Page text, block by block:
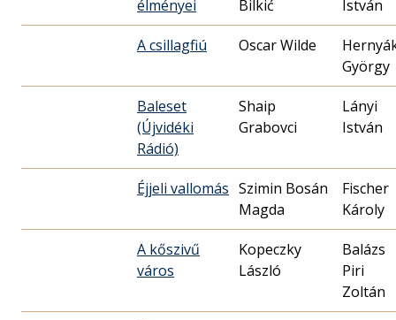
élményei Bilkić István
A csillagfiú Oscar Wilde
György
Baleset
(Újvidéki
Rádió)
Shaip
Grabovci
Lányi
István
Éjjeli vallomás Szimin Bosán
Magda
Fischer
Károly
A kőszivű
város
Kopeczky
László
Balázs
Piri
Zoltán